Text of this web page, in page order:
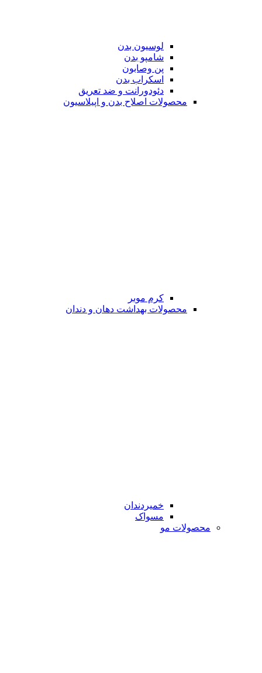
لوسیون بدن
شامپو بدن
پن وصابون
اسکراب بدن
دئودورانت و ضد تعریق
محصولات اصلاح بدن و اپیلاسیون
کرم موبر
محصولات بهداشت دهان و دندان
خمیردندان
مسواک
محصولات مو